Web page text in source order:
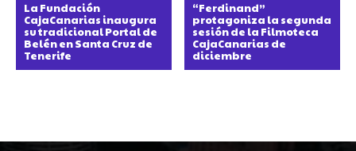
La Fundación
CajaCanarias inaugura
su tradicional Portal de
Belén en Santa Cruz de
Tenerife
“Ferdinand”
protagoniza la segunda
sesión de la Filmoteca
CajaCanarias de
diciembre